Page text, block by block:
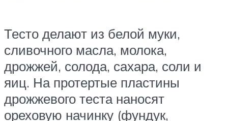
Тесто делают из белой муки,
сливочного масла, молока,
дрожжей, солода, сахара, соли и
яиц. На протертые пластины
дрожжевого теста наносят
ореховую начинку (фундук,